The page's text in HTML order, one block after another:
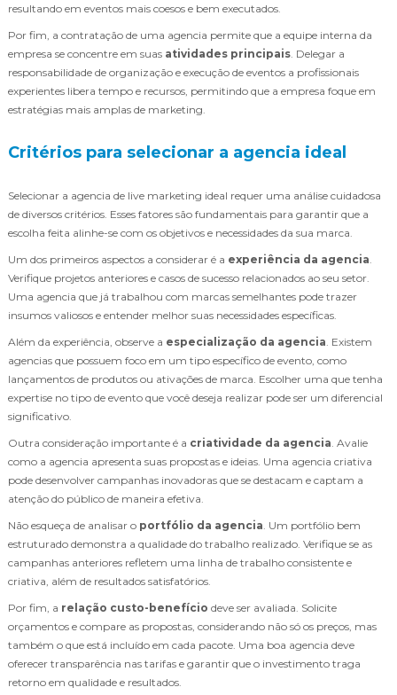
resultando em eventos mais coesos e bem executados.
Por fim, a contratação de uma agencia permite que a equipe interna da
empresa se concentre em suas atividades principais . Delegar a
responsabilidade de organização e execução de eventos a profissionais
experientes libera tempo e recursos, permitindo que a empresa foque em
estratégias mais amplas de marketing.
Critérios para selecionar a agencia ideal
Selecionar a agencia de live marketing ideal requer uma análise cuidadosa
de diversos critérios. Esses fatores são fundamentais para garantir que a
escolha feita alinhe-se com os objetivos e necessidades da sua marca.
Um dos primeiros aspectos a considerar é a experiência da agencia
Verifique projetos anteriores e casos de sucesso relacionados ao seu setor.
Uma agencia que já trabalhou com marcas semelhantes pode trazer
insumos valiosos e entender melhor suas necessidades específicas.
Além da experiência, observe a especialização da agencia . Existem
agencias que possuem foco em um tipo específico de evento, como
lançamentos de produtos ou ativações de marca. Escolher uma que tenha
expertise no tipo de evento que você deseja realizar pode ser um diferencial
significativo.
Outra consideração importante é a criatividade da agencia . Avalie
como a agencia apresenta suas propostas e ideias. Uma agencia criativa
pode desenvolver campanhas inovadoras que se destacam e captam a
atenção do público de maneira efetiva.
Não esqueça de analisar o portfólio da agencia . Um portfólio bem
estruturado demonstra a qualidade do trabalho realizado. Verifique se as
campanhas anteriores refletem uma linha de trabalho consistente e
criativa, além de resultados satisfatórios.
Por fim, a relação custo-benefício deve ser avaliada. Solicite
orçamentos e compare as propostas, considerando não só os preços, mas
também o que está incluído em cada pacote. Uma boa agencia deve
oferecer transparência nas tarifas e garantir que o investimento traga
retorno em qualidade e resultados.